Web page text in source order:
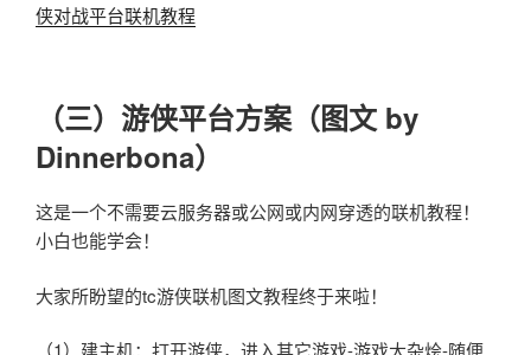
侠对战平台联机教程
（三）游侠平台方案（图文 by
Dinnerbona）
这是一个不需要云服务器或公网或内网穿透的联机教程！
小白也能学会！
大家所盼望的tc游侠联机图文教程终于来啦！
（1）建主机：打开游侠，进入其它游戏-游戏大杂烩-随便